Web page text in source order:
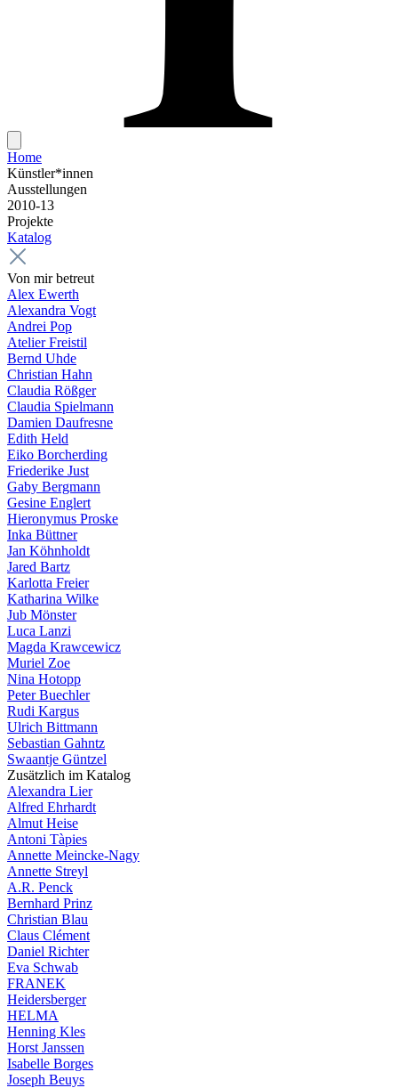
Home
Künstler*innen
Ausstellungen
2010-13
Projekte
Katalog
Von mir betreut
Alex Ewerth
Alexandra Vogt
Andrei Pop
Atelier Freistil
Bernd Uhde
Christian Hahn
Claudia Rößger
Claudia Spielmann
Damien Daufresne
Edith Held
Eiko Borcherding
Friederike Just
Gaby Bergmann
Gesine Englert
Hieronymus Proske
Inka Büttner
Jan Köhnholdt
Jared Bartz
Karlotta Freier
Katharina Wilke
Jub Mönster
Luca Lanzi
Magda Krawcewicz
Muriel Zoe
Nina Hotopp
Peter Buechler
Rudi Kargus
Ulrich Bittmann
Sebastian Gahntz
Swaantje Güntzel
Zusätzlich im Katalog
Alexandra Lier
Alfred Ehrhardt
Almut Heise
Antoni Tàpies
Annette Meincke-Nagy
Annette Streyl
A.R. Penck
Bernhard Prinz
Christian Blau
Claus Clément
Daniel Richter
Eva Schwab
FRANEK
Heidersberger
HELMA
Henning Kles
Horst Janssen
Isabelle Borges
Joseph Beuys